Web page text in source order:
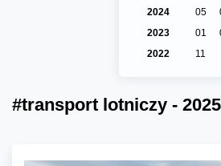
2024
05
2023
01
2022
11
#transport lotniczy -